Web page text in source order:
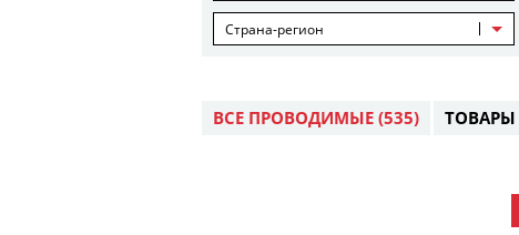
Страна-регион
ВСЕ ПРОВОДИМЫЕ (535) ТОВАРЫ